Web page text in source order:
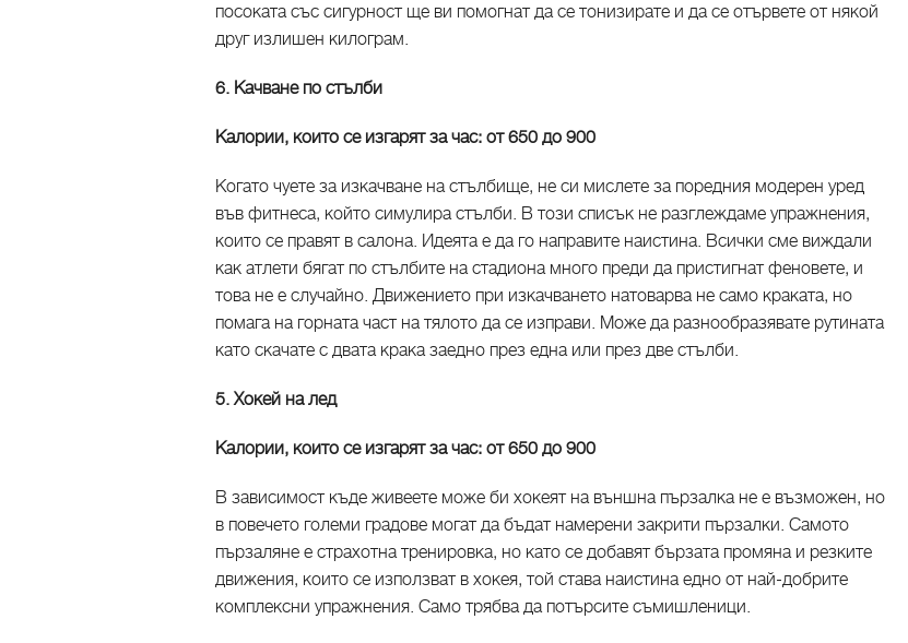
посоката със сигурност ще ви помогнат да се тонизирате и да се отървете от някой
друг излишен килограм.
6. Качване по стълби
Калории, които се изгарят за час: от 650 до 900
Когато чуете за изкачване на стълбище, не си мислете за поредния модерен уред
във фитнеса, който симулира стълби. В този списък не разглеждаме упражнения,
които се правят в салона. Идеята е да го направите наистина. Всички сме виждали
как атлети бягат по стълбите на стадиона много преди да пристигнат феновете, и
това не е случайно. Движението при изкачването натоварва не само краката, но
помага на горната част на тялото да се изправи. Може да разнообразявате рутината
като скачате с двата крака заедно през една или през две стълби.
5. Хокей на лед
Калории, които се изгарят за час: от 650 до 900
В зависимост къде живеете може би хокеят на външна пързалка не е възможен, но
в повечето големи градове могат да бъдат намерени закрити пързалки. Самото
пързаляне е страхотна тренировка, но като се добавят бързата промяна и резките
движения, които се използват в хокея, той става наистина едно от най-добрите
комплексни упражнения. Само трябва да потърсите съмишленици.